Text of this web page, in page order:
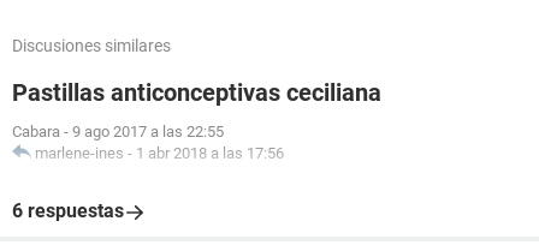
Discusiones similares
Pastillas anticonceptivas ceciliana
Cabara - 9 ago 2017 a las 22:55
marlene-ines - 1 abr 2018 a las 17:56
6 respuestas